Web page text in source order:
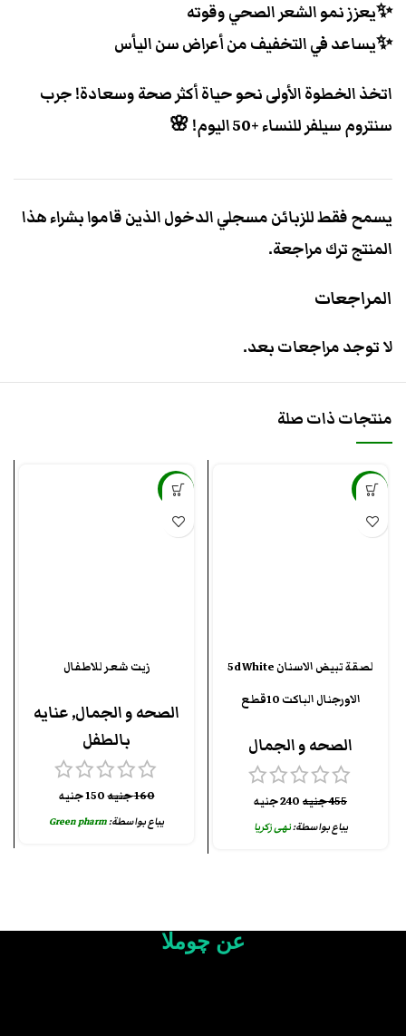
✨يعزز نمو الشعر الصحي وقوته
✨يساعد في التخفيف من أعراض سن اليأس
اتخذ الخطوة الأولى نحو حياة أكثر صحة وسعادة! جرب
سنتروم سيلفر للنساء +50 اليوم! 🌸
المراجعات
لا توجد مراجعات بعد.
يسمح فقط للزبائن مسجلي الدخول الذين قاموا بشراء هذا
المنتج ترك مراجعة.
منتجات ذات صلة
-47%
لصقة تبيض الاسنان 5d White
الاورجنال الباكت 10قطع
الصحه و الجمال
455جنيه 240جنيه
يباع بواسطة:نهى زكريا
-6%
زيت شعر للاطفال
الصحه و الجمال,عنايه
بالطفل
160جنيه150جنيه
يباع بواسطة:Green pharm
عن چوملا